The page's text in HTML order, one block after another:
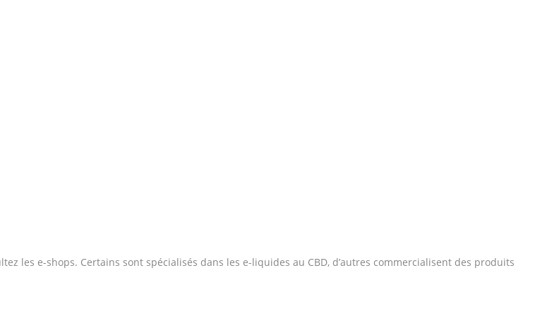
les e-shops. Certains sont spécialisés dans les e-liquides au CBD, d’autres commercialisent des produits